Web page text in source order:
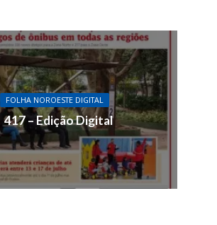
FOLHA NOROESTE DIGITAL
417 – Edição Digital